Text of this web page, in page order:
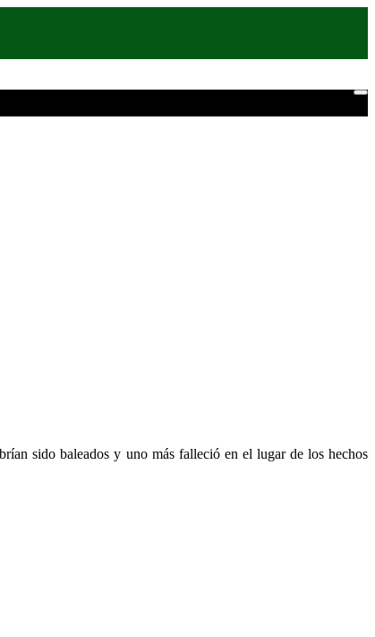
sido baleados y uno más falleció en el lugar de los hechos